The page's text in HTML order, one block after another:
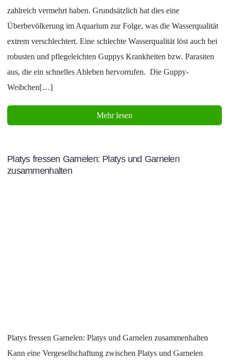
zahlreich vermehrt haben. Grundsätzlich hat dies eine
Überbevölkerung im Aquarium zur Folge, was die Wasserqualität
extrem verschlechtert. Eine schlechte Wasserqualität löst auch bei
robusten und pflegeleichten Guppys Krankheiten bzw. Parasiten
aus, die ein schnelles Ableben hervorrufen. Die Guppy-
Weibchen[…]
Mehr lesen
Platys fressen Garnelen: Platys und Garnelen
zusammenhalten
Platys fressen Garnelen: Platys und Garnelen zusammenhalten
Kann eine Vergesellschaftung zwischen Platys und Garnelen